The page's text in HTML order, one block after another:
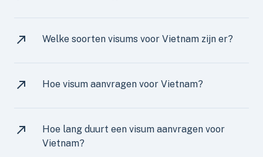
Welke soorten visums voor Vietnam zijn er?
Hoe visum aanvragen voor Vietnam?
Hoe lang duurt een visum aanvragen voor
Vietnam?